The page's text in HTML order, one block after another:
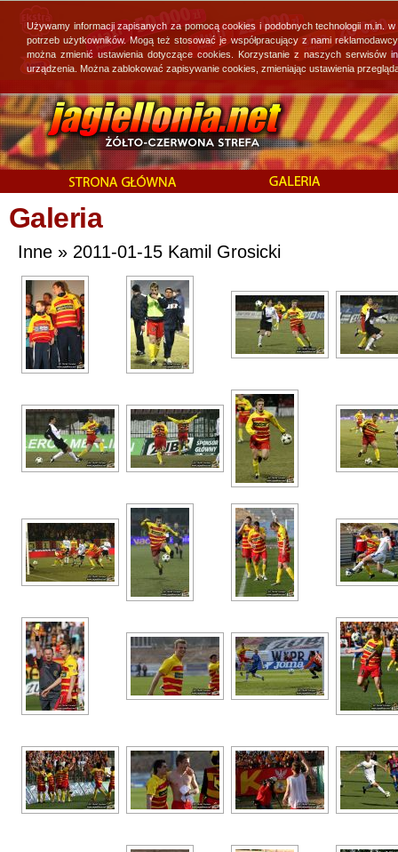
Galeria
Inne » 2011-01-15 Kamil Grosicki
Używamy informacji zapisanych za pomocą cookies i podobnych technologii
potrzeb użytkowników. Mogą też stosować je współpracujący z nami
można zmienić ustawienia dotyczące cookies. Korzystanie z naszych
urządzenia. Można zablokować zapisywanie cookies, zmieniając ustawienia